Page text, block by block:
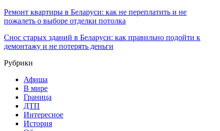
Ремонт квартиры в Беларуси: как не переплатить и не
пожалеть о выборе отделки потолка
Снос старых зданий в Беларуси: как правильно подойти к
демонтажу и не потерять деньги
Рубрики
Афиша
В мире
Граница
ДТП
Интересное
История